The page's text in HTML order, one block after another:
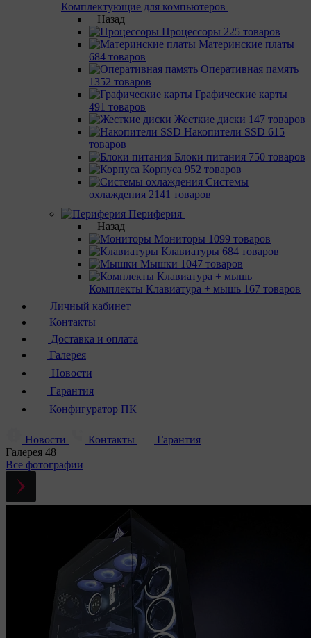
Комплектующие для компьютеров
Назад
Процессоры 225 товаров
Материнcкие платы
684 товаров
Оперативная память
1352 товаров
Графические карты
491 товаров
Жесткие диски 147 товаров
Накопители SSD 615
товаров
Блоки питания 750 товаров
Корпуса 952 товаров
Системы
охлаждения 2141 товаров
Периферия
Назад
Мониторы 1099 товаров
Клавиатуры 684 товаров
Мышки 1047 товаров
Комплекты Клавиатура + мышь 167 товаров
Личный кабинет
Контакты
Доставка и оплата
Галерея
Новости
Гарантия
Конфигуратор ПК
Новости Контакты
Гарантия
Галерея 48
Все фотографии